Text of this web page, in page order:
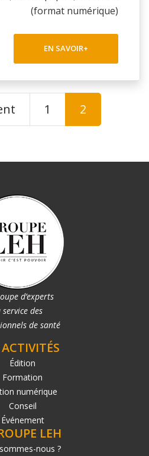
(format numérique)
EN SAVOIR+
1 2
d’experts
service des
de santé
Édition
Formation
numérique
Conseil
Événement
LEH
nous ?